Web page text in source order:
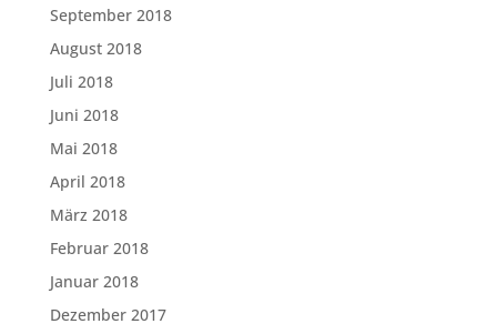
September 2018
August 2018
Juli 2018
Juni 2018
Mai 2018
April 2018
März 2018
Februar 2018
Januar 2018
Dezember 2017